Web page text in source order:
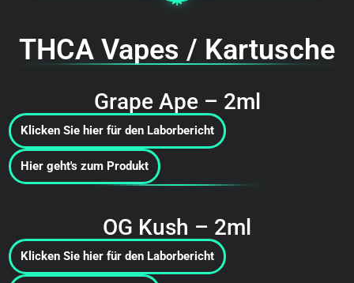
THCA Vapes / Kartusche
Grape Ape – 2ml
Klicken Sie hier für den Laborbericht
Hier geht's zum Produkt
OG Kush – 2ml
Klicken Sie hier für den Laborbericht